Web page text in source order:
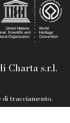
Charta s.r.l.
di tracciamento.